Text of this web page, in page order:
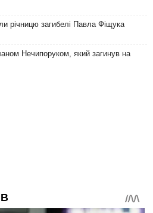
річницю загибелі Павла Фіщука
Нечипоруком, який загинув на